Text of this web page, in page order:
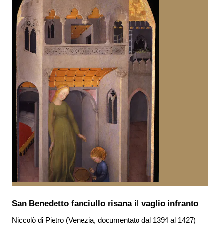
San Benedetto fanciullo risana il vaglio infranto
Niccolò di Pietro (Venezia, documentato dal 1394 al 1427)